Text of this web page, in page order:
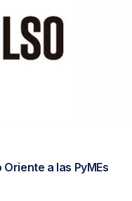
a las PyMEs